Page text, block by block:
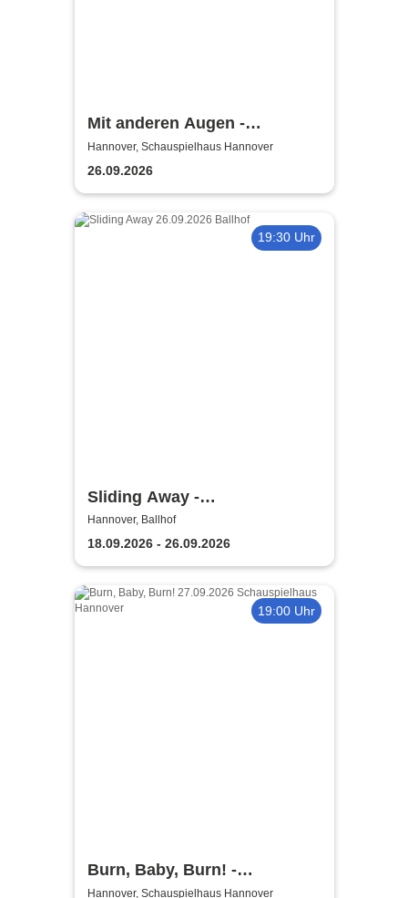
Mit anderen Augen -
Niedersächsische
Staatstheater
Hannover, Schauspielhaus Hannover
26.09.2026
19:30 Uhr
Sliding Away -
Niedersächsische
Staatstheater Hannover
Hannover, Ballhof
18.09.2026 - 26.09.2026
19:00 Uhr
Burn, Baby, Burn! -
Niedersächsisches
Hannover, Schauspielhaus Hannover